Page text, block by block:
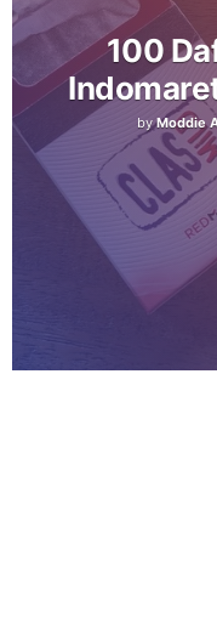
100
by Moddie